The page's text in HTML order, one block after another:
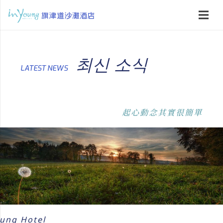
LATEST NEWS 최신 소식
起心動念其實很簡單
Hotel